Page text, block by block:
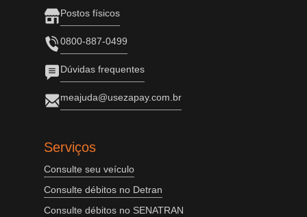
Postos físicos
0800-887-0499
Dúvidas frequentes
meajuda@usezapay.com.br
Serviços
Consulte seu veículo
Consulte débitos no Detran
Consulte débitos no SENATRAN